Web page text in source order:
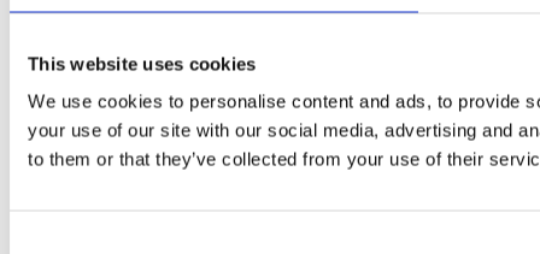
This website uses cookies
We use cookies to personalise content and ads, to provide
your use of our site with our social media, advertising and
to them or that they’ve collected from your use of their